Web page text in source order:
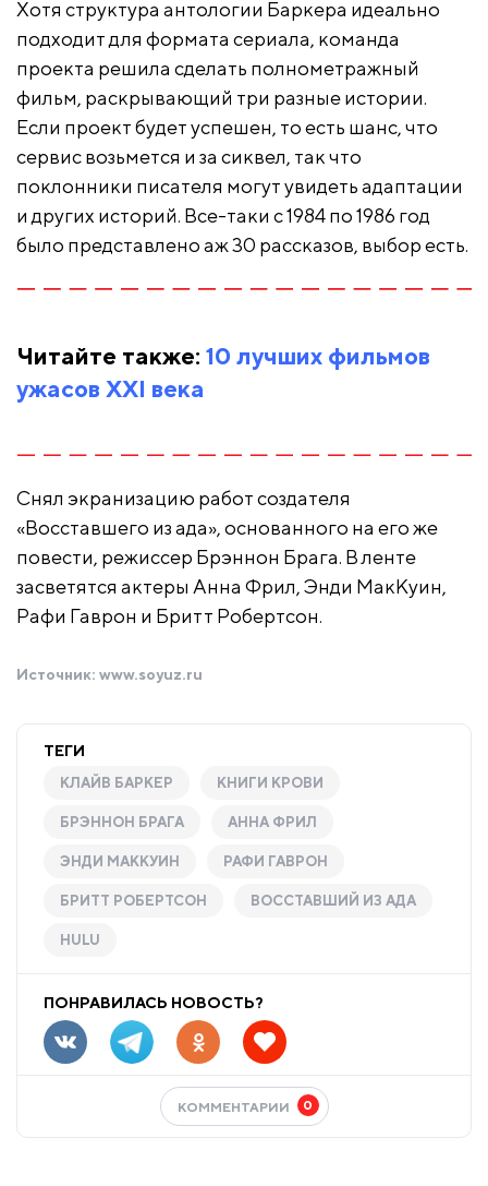
Хотя структура антологии Баркера идеально
подходит для формата сериала, команда
проекта решила сделать полнометражный
фильм, раскрывающий три разные истории.
Если проект будет успешен, то есть шанс, что
сервис возьмется и за сиквел, так что
поклонники писателя могут увидеть адаптации
и других историй. Все-таки с 1984 по 1986 год
было представлено аж 30 рассказов, выбор есть.
Читайте также: 10 лучших фильмов
ужасов ХХI века
Снял экранизацию работ создателя
«Восставшего из ада», основанного на его же
повести, режиссер Брэннон Брага. В ленте
засветятся актеры Анна Фрил, Энди МакКуин,
Рафи Гаврон и Бритт Робертсон.
Источник: www.soyuz.ru
ТЕГИ
КЛАЙВ БАРКЕР КНИГИ КРОВИ
БРЭННОН БРАГА АННА ФРИЛ
ЭНДИ МАККУИН РАФИ ГАВРОН
БРИТТ РОБЕРТСОН ВОССТАВШИЙ ИЗ АДА
HULU
ПОНРАВИЛАСЬ НОВОСТЬ?
КОММЕНТАРИИ 0